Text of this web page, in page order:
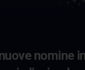
nomine